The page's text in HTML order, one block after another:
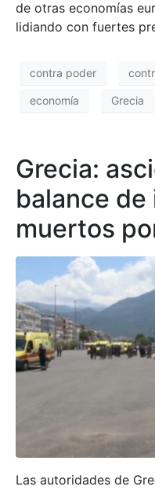
de otras economías
lidiando con fuertes
contra poder
economía Grecia
Grecia:
balance
muertos
Las autoridades de